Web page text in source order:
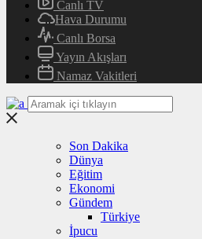
Canlı TV
Hava Durumu
Canlı Borsa
Yayın Akışları
Namaz Vakitleri
Son Dakika
Dünya
Eğitim
Ekonomi
Gündem
Türkiye
İpucu